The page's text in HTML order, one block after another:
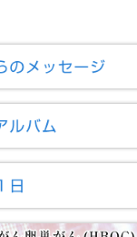
査（公聴会）が開かれ
について
子標的研究会の報告